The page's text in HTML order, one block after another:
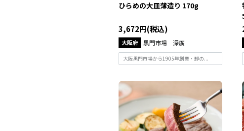
ひらめの大皿薄造り 170g
3,672円(税込)
大阪府 黒門市場 深廣
大阪黒門市場から1905年創業・卸の...